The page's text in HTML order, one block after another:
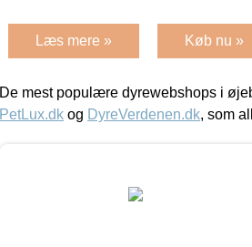
Læs mere » Køb nu »
De mest populære dyrewebshops i
PetLux.dk og DyreVerdenen.dk, som